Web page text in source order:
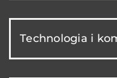
Technologia i